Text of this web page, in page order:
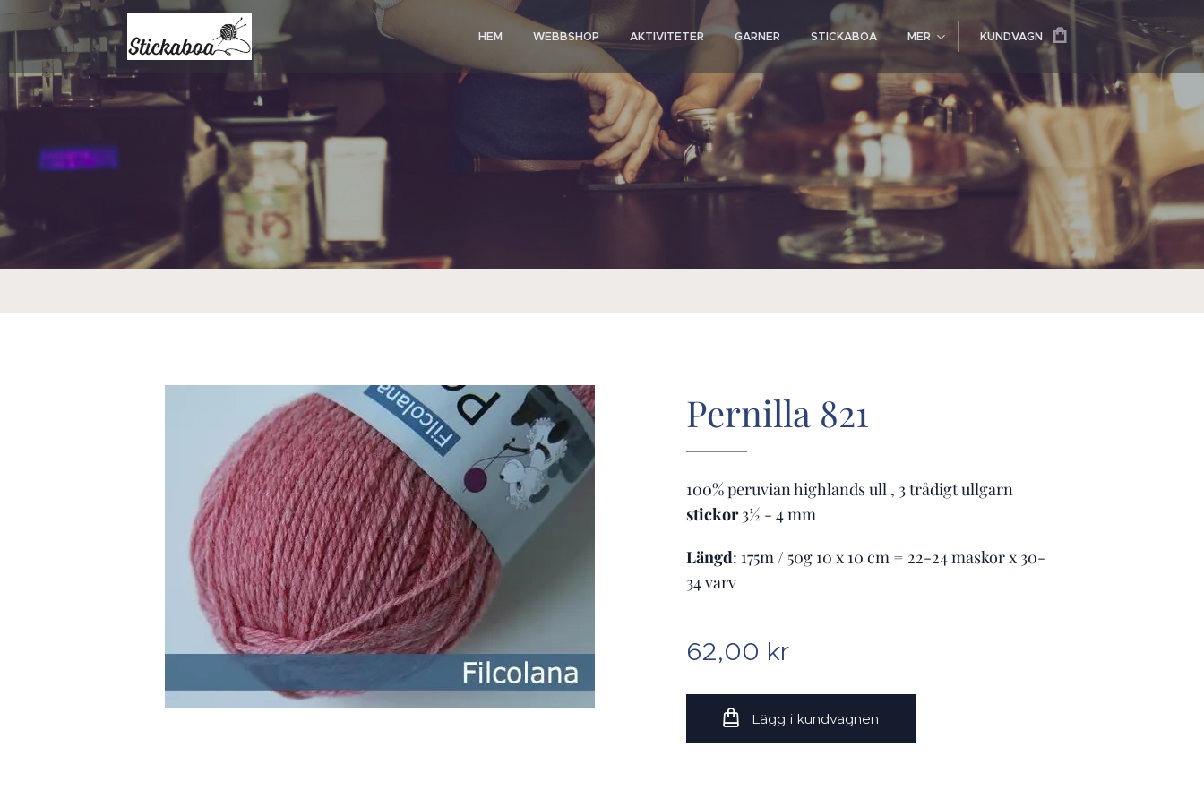
HEM WEBBSHOP AKTIVITETER GARNER STICKABOA MER KUNDVAGN
Pernilla 821
100% peruvian highlands ull , 3 trådigt ullgarn
stickor3½ - 4 mm
Längd: 175m / 50g 10 x 10 cm = 22-24 maskor x 30-
34 varv
62,00 kr
Lägg i kundvagnen